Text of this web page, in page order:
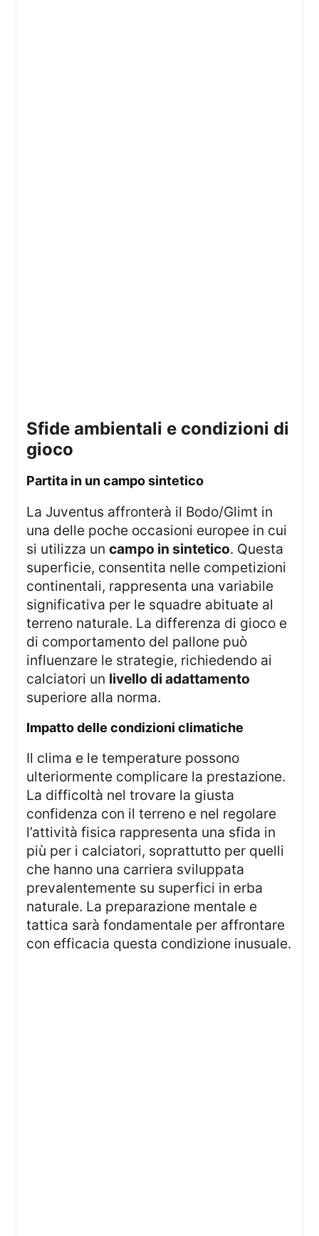
sfide ambientali e condizioni di
gioco
partita in un campo sintetico
La Juventus affronterà il Bodo/Glimt in
una delle poche occasioni europee in cui
si utilizza uncampo in sintetico. Questa
superficie, consentita nelle competizioni
continentali, rappresenta una variabile
significativa per le squadre abituate al
terreno naturale. La differenza di gioco e
di comportamento del pallone può
influenzare le strategie, richiedendo ai
calciatori un livello di adattamento
superiore alla norma.
impatto delle condizioni climatiche
Il clima e le temperature possono
ulteriormente complicare la prestazione.
La difficoltà nel trovare la giusta
confidenza con il terreno e nel regolare
l’attività fisica rappresenta una sfida in
più per i calciatori, soprattutto per quelli
che hanno una carriera sviluppata
prevalentemente su superfici in erba
naturale. La preparazione mentale e
tattica sarà fondamentale per affrontare
con efficacia questa condizione inusuale.